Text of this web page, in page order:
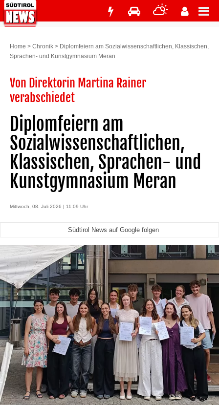
Home > Chronik > Diplomfeiern am Sozialwissenschaftlichen, Klassischen,
Sprachen- und Kunstgymnasium Meran
Von Direktorin Martina Rainer
verabschiedet
Diplomfeiern am
Sozialwissenschaftlichen,
Klassischen, Sprachen- und
Kunstgymnasium Meran
Mittwoch, 08. Juli 2026 | 11:09 Uhr
Südtirol News auf Google folgen